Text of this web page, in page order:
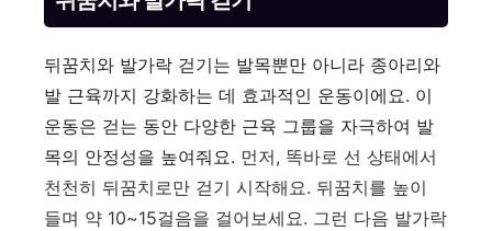
뒤꿈치와 발가락 걷기는 발목뿐만 아니라 종아리와
발 근육까지 강화하는 데 효과적인 운동이에요. 이
운동은 걷는 동안 다양한 근육 그룹을 자극하여 발
목의 안정성을 높여줘요. 먼저, 똑바로 선 상태에서
천천히 뒤꿈치로만 걷기 시작해요. 뒤꿈치를 높이
들며 약 10~15걸음을 걸어보세요. 그런 다음 발가락